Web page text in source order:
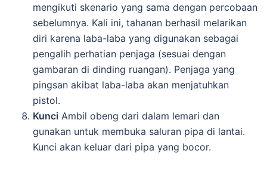
mengikuti skenario yang sama dengan percobaan
sebelumnya. Kali ini, tahanan berhasil melarikan
diri karena laba-laba yang digunakan sebagai
pengalih perhatian penjaga (sesuai dengan
gambaran di dinding ruangan). Penjaga yang
pingsan akibat laba-laba akan menjatuhkan
pistol.
Kunci Ambil obeng dari dalam lemari dan
gunakan untuk membuka saluran pipa di lantai.
Kunci akan keluar dari pipa yang bocor.